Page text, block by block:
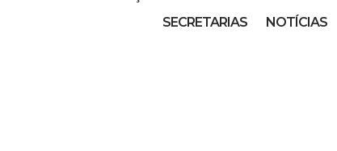
SECRETARIAS
NOTÍCIAS